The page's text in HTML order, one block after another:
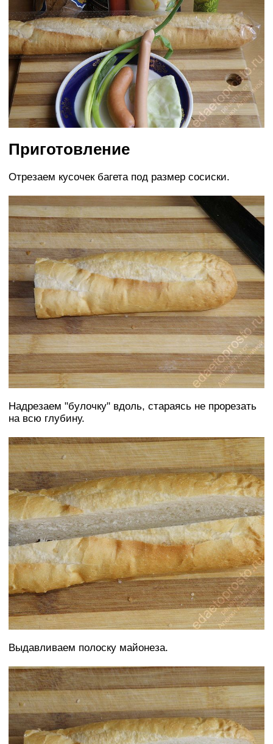
Приготовление
Отрезаем кусочек багета под размер сосиски.
Надрезаем "булочку" вдоль, стараясь не прорезать
на всю глубину.
Выдавливаем полоску майонеза.